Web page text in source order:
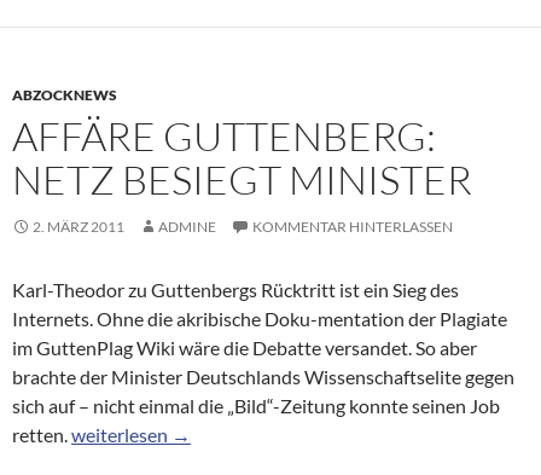
ABZOCKNEWS
AFFÄRE GUTTENBERG:
NETZ BESIEGT MINISTER
2. MÄRZ 2011 ADMINE KOMMENTAR HINTERLASSEN
Karl-Theodor zu Guttenbergs Rücktritt ist ein Sieg des
Internets. Ohne die akribische Doku-mentation der Plagiate
im GuttenPlag Wiki wäre die Debatte versandet. So aber
brachte der Minister Deutschlands Wissenschaftselite gegen
sich auf – nicht einmal die „Bild“-Zeitung konnte seinen Job
retten.Affäre Guttenberg: Netz besiegt Minister
weiterlesen →